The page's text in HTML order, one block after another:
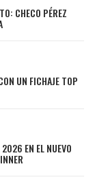
CHECO PÉREZ
UN FICHAJE TOP
EN EL NUEVO